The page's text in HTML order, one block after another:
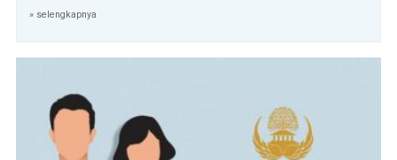
» selengkapnya